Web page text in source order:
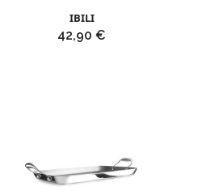
IBILI
Prix
42,90 €